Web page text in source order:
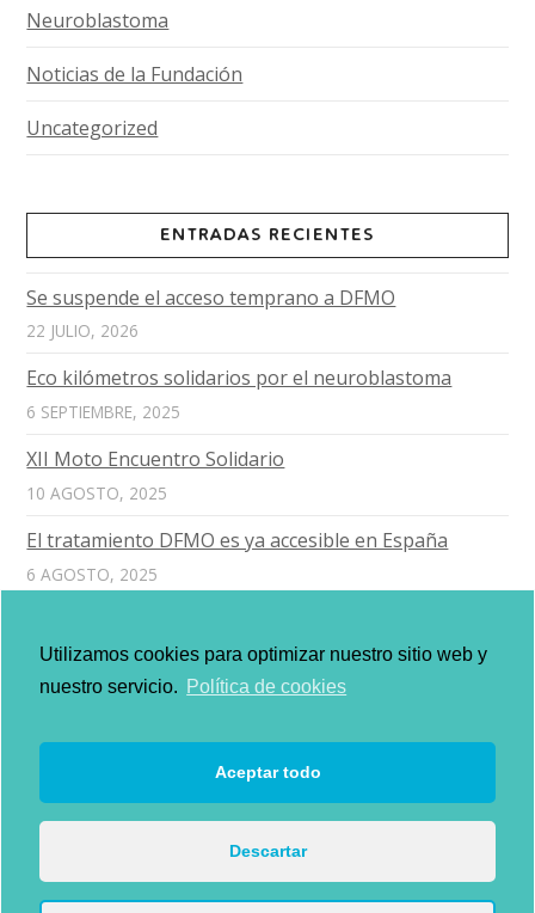
Utilizamos cookies para optimizar nuestro sitio web y
nuestro servicio. Política de cookies
Aceptar todo
Descartar
Neuroblastoma
Noticias de la Fundación
Uncategorized
ENTRADAS RECIENTES
Se suspende el acceso temprano a DFMO
22 JULIO, 2026
Eco kilómetros solidarios por el neuroblastoma
6 SEPTIEMBRE, 2025
XII Moto Encuentro Solidario
10 AGOSTO, 2025
El tratamiento DFMO es ya accesible en España
6 AGOSTO, 2025
más solidario
6 OCTUBRE, 2024
FUNDACIÓN NEUROBLASTOMA